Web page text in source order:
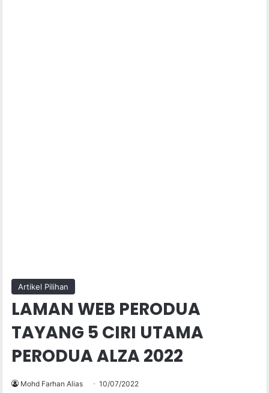
Artikel Pilihan
LAMAN WEB PERODUA
TAYANG 5 CIRI UTAMA
PERODUA ALZA 2022
Mohd Farhan Alias 10/07/2022